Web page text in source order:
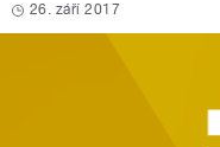
26. září 2017